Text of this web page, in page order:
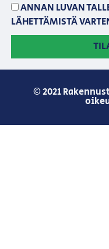
ANNAN LUVAN
LÄHETTÄMISTÄ
© 2021